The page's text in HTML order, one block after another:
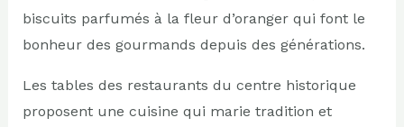
biscuits parfumés à la fleur d’oranger qui font le
bonheur des gourmands depuis des générations.
Les tables des restaurants du centre historique
proposent une cuisine qui marie tradition et